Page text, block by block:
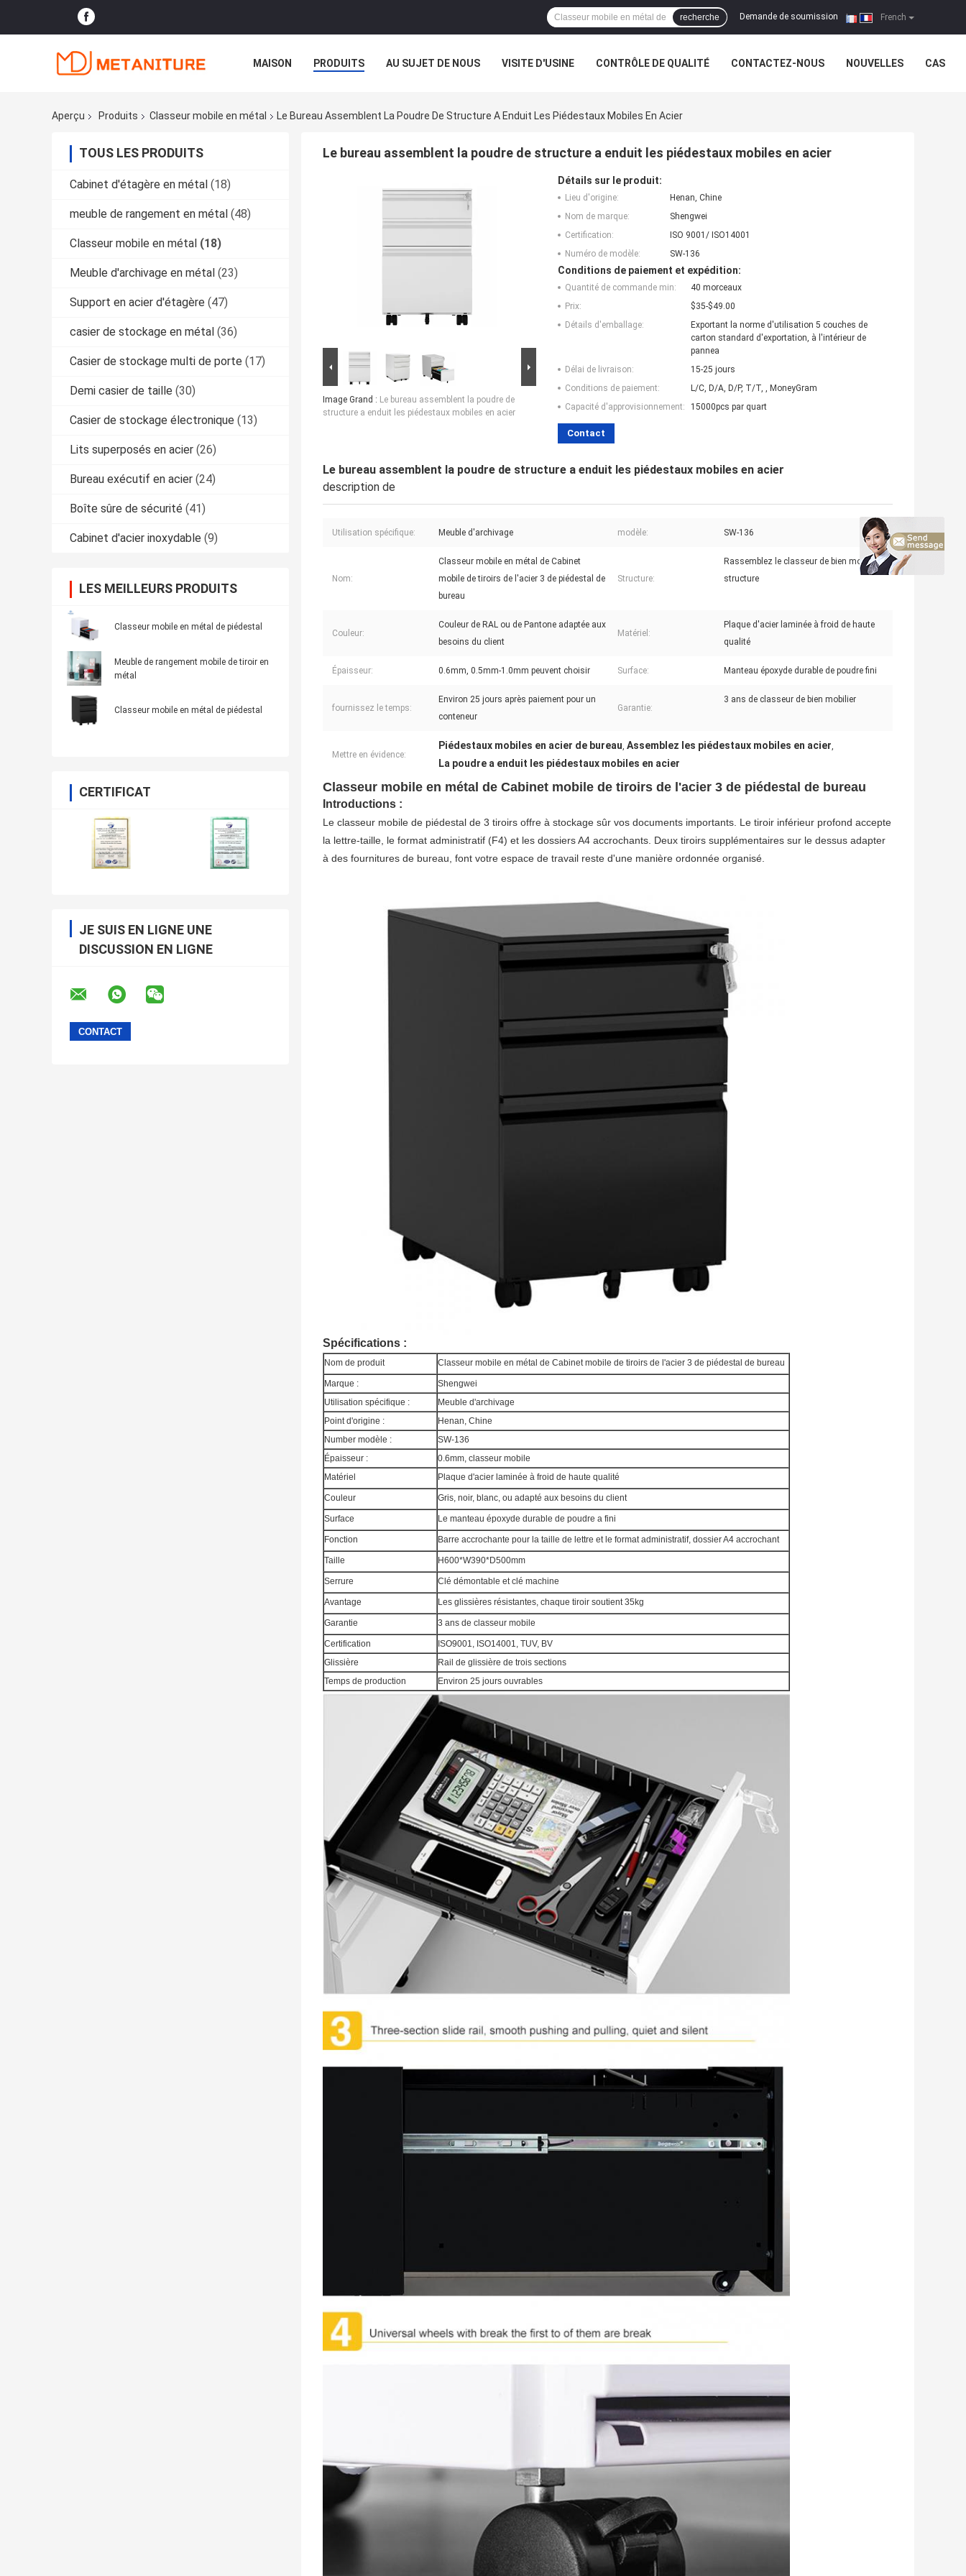
French
Demande de soumission |
recherche
MAISON PRODUITS AU SUJET DE NOUS VISITE D'USINE CONTRÔLE DE QUALITÉ CONTACTEZ-NOUS NOUVELLES CAS
Aperçu Produits Classeur mobile en métal Le Bureau Assemblent La Poudre De Structure A Enduit Les Piédestaux Mobiles En Acier
TOUS LES PRODUITS
Cabinet d'étagère en métal (18)
meuble de rangement en métal (48)
Classeur mobile en métal (18)
Meuble d'archivage en métal (23)
Support en acier d'étagère (47)
casier de stockage en métal (36)
Casier de stockage multi de porte (17)
Demi casier de taille (30)
Casier de stockage électronique (13)
Lits superposés en acier (26)
Bureau exécutif en acier (24)
Boîte sûre de sécurité (41)
Cabinet d'acier inoxydable (9)
LES MEILLEURS PRODUITS
Classeur mobile en métal de piédestal
Meuble de rangement mobile de tiroir en
métal
Classeur mobile en métal de piédestal
CERTIFICAT
JE SUIS EN LIGNE UNE
DISCUSSION EN LIGNE
Le bureau assemblent la poudre de structure a enduit les piédestaux mobiles en acier
Image Grand : Le bureau assemblent la poudre de
structure a enduit les piédestaux mobiles en acier
Détails sur le produit:
Lieu d'origine:
Henan, Chine
Nom de marque:
Shengwei
Certification:
ISO 9001/ ISO14001
Numéro de modèle:
SW-136
Conditions de paiement et expédition:
Quantité de commande min:
40 morceaux
Prix:
$35-$49.00
Détails d'emballage:
Exportant la norme d'utilisation 5 couches de
carton standard d'exportation, à l'intérieur de
pannea
Délai de livraison:
15-25 jours
Conditions de paiement:
L/C, D/A, D/P, T/T, , MoneyGram
Capacité d'approvisionnement:
15000pcs par quart
Contact
Le bureau assemblent la poudre de structure a enduit les piédestaux mobiles en acier
description de
Utilisation spécifique: Meuble d'archivage modèle: SW-136
Nom:
Classeur mobile en métal de Cabinet
mobile de tiroirs de l'acier 3 de piédestal de
bureau
Structure:
Rassemblez le classeur de bien mobilier de
structure
Couleur:
Couleur de RAL ou de Pantone adaptée aux
besoins du client
Matériel:
Plaque d'acier laminée à froid de haute
qualité
Épaisseur: 0.6mm, 0.5mm-1.0mm peuvent choisir Surface: Manteau époxyde durable de poudre fini
fournissez le temps:
Environ 25 jours après paiement pour un
conteneur
Garantie:
3 ans de classeur de bien mobilier
Mettre en évidence:
Piédestaux mobiles en acier de bureau, Assemblez les piédestaux mobiles en acier,
La poudre a enduit les piédestaux mobiles en acier
Classeur mobile en métal de Cabinet mobile de tiroirs de l'acier 3 de piédestal de bureau
Introductions :
Le classeur mobile de piédestal de 3 tiroirs offre à stockage sûr vos documents importants. Le tiroir inférieur profond accepte
la lettre-taille, le format administratif (F4) et les dossiers A4 accrochants. Deux tiroirs supplémentaires sur le dessus adapter
à des fournitures de bureau, font votre espace de travail reste d'une manière ordonnée organisé.
Spécifications :
Nom de produit Classeur mobile en métal de Cabinet mobile de tiroirs de l'acier 3 de piédestal de bureau
Marque :
Shengwei
Utilisation spécifique :
Meuble d'archivage
Point d'origine :
Henan, Chine
Number modèle :
SW-136
Épaisseur :
0.6mm, classeur mobile
Matériel
Plaque d'acier laminée à froid de haute qualité
Couleur Gris, noir, blanc, ou adapté aux besoins du client
Surface Le manteau époxyde durable de poudre a fini
Fonction Barre accrochante pour la taille de lettre et le format administratif, dossier A4 accrochant
Taille H600*W390*D500mm
Serrure Clé démontable et clé machine
Avantage Les glissières résistantes, chaque tiroir soutient 35kg
Garantie 3 ans de classeur mobile
Certification
ISO9001, ISO14001, TUV, BV
Glissière
Rail de glissière de trois sections
Temps de production
Environ 25 jours ouvrables